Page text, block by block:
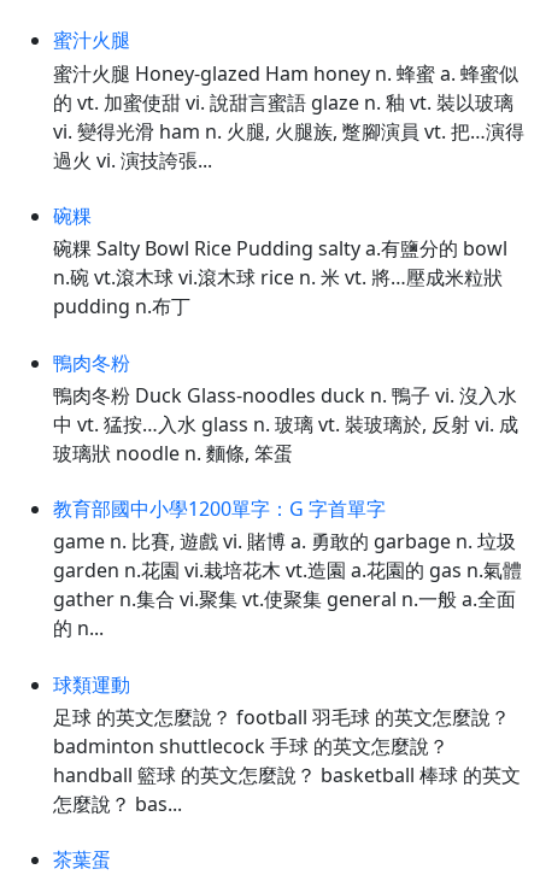
蜜汁火腿
蜜汁火腿 Honey-glazed Ham honey n. 蜂蜜 a. 蜂蜜似
的 vt. 加蜜使甜 vi. 說甜言蜜語 glaze n. 釉 vt. 裝以玻璃
vi. 變得光滑 ham n. 火腿, 火腿族, 蹩腳演員 vt. 把…演得
過火 vi. 演技誇張...
碗粿
碗粿 Salty Bowl Rice Pudding salty a.有鹽分的 bowl
n.碗 vt.滾木球 vi.滾木球 rice n. 米 vt. 將…壓成米粒狀
pudding n.布丁
鴨肉冬粉
鴨肉冬粉 Duck Glass-noodles duck n. 鴨子 vi. 沒入水
中 vt. 猛按…入水 glass n. 玻璃 vt. 裝玻璃於, 反射 vi. 成
玻璃狀 noodle n. 麵條, 笨蛋
教育部國中小學1200單字：G 字首單字
game n. 比賽, 遊戲 vi. 賭博 a. 勇敢的 garbage n. 垃圾
garden n.花園 vi.栽培花木 vt.造園 a.花園的 gas n.氣體
gather n.集合 vi.聚集 vt.使聚集 general n.一般 a.全面
的 n...
球類運動
足球 的英文怎麼說？ football 羽毛球 的英文怎麼說？
badminton shuttlecock 手球 的英文怎麼說？
handball 籃球 的英文怎麼說？ basketball 棒球 的英文
怎麼說？ bas...
茶葉蛋